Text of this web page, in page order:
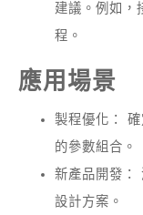
建議。例如，
程。
應用場景
製程優化：
的參數組合。
新產品開發：
設計方案。